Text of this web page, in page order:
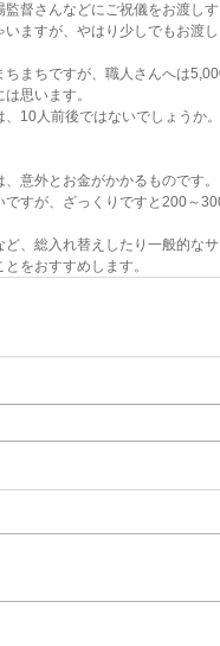
督さんなどにご祝儀をお渡し
ますが、やはり少しでもお渡
まちですが、職人さんへは
思います。
10人前後ではないでしょうか。
意外とお金がかかるものです。
すが、ざっくりですと200～
、総入れ替えしたり一般的な
をおすすめします。